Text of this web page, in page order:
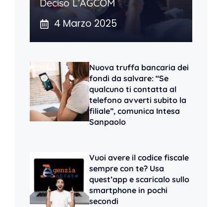
Deciso L’AGCOM
4 Marzo 2025
Nuova truffa bancaria dei
fondi da salvare: “Se
qualcuno ti contatta al
telefono avverti subito la
filiale”, comunica Intesa
Sanpaolo
Vuoi avere il codice fiscale
sempre con te? Usa
quest’app e scaricalo sullo
smartphone in pochi
secondi